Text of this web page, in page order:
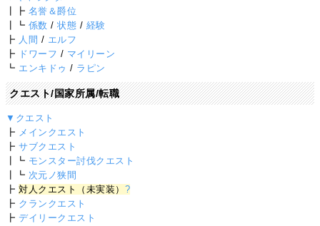
┃┣ 名誉＆爵位
┃┗ 係数 /状態 / 経験
┣ 人間 / エルフ
┣ ドワーフ / マイリーン
┗ エンキドゥ / ラピン
クエスト/国家所属/転職
▼クエスト
┣ メインクエスト
┣サブクエスト
┃┗ モンスター討伐クエスト
┃┗ 次元ノ狭間
┣対人クエスト（未実装） ?
┣ クランクエスト
┣デイリークエスト